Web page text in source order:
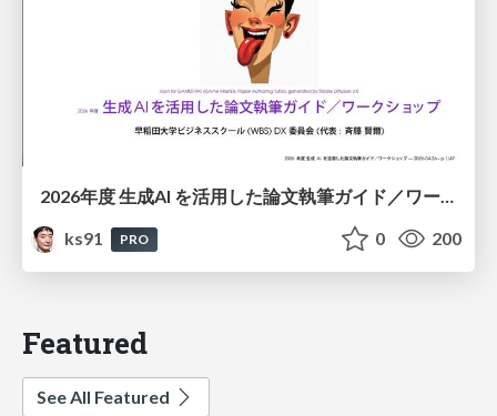
2026年度 生成AI を活用した論文執筆ガイド／ワークショップ / 2026 Academic Year Guide to Writing Papers Using Generative AI - Workshop
ks91
PRO 0 200
Featured
See All Featured